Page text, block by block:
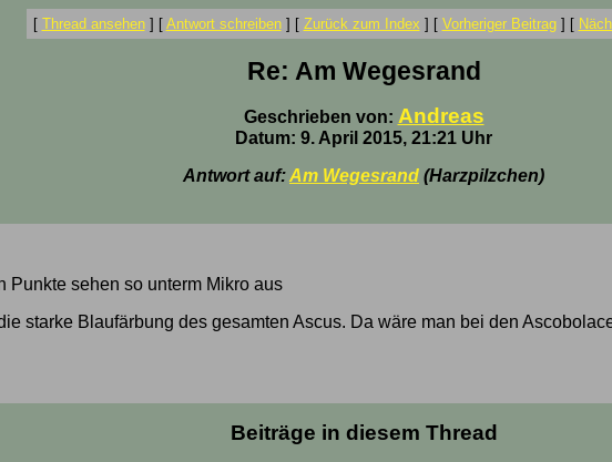
[ Thread ansehen] [ Antwort schreiben] [ Zurück zum Index ] [ Vorheriger Beitrag] [
Re: Am Wegesrand
Geschrieben von: Andreas
Datum: 9. April 2015, 21:21 Uhr
Antwort auf:Am Wegesrand (Harzpilzchen)
Punkte sehen so unterm Mikro aus
starke Blaufärbung des gesamten Ascus. Da wäre man bei den
Beiträge in diesem Thread